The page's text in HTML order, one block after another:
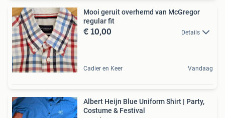
Mooi geruit overhemd van McGregor
regular fit
€ 10,00 Details
Cadier en Keer Vandaag
Albert Heijn Blue Uniform Shirt | Party,
Costume & Festival